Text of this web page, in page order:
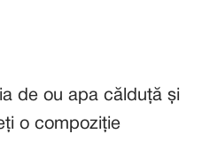
de ou apa călduță și
o compoziție